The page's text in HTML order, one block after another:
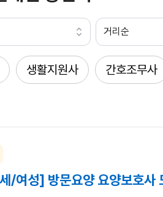
거리순
생활지원사 간호조무사
여성] 방문요양 요양보호사